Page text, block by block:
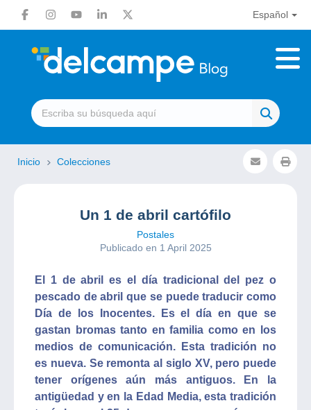
Español
Inicio Colecciones
Un 1 de abril cartófilo
Postales
Publicado en 1 April 2025
El 1 de abril es el día tradicional del pez o
pescado de abril que se puede traducir como
Día de los Inocentes. Es el día en que se
gastan bromas tanto en familia como en los
medios de comunicación. Esta tradición no
es nueva. Se remonta al siglo XV, pero puede
tener orígenes aún más antiguos. En la
antigüedad y en la Edad Media, esta tradición